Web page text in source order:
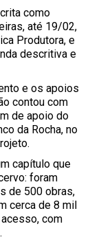
como
até 19/02,
Produtora, e
descritiva e
e os apoios
contou com
de apoio do
da Rocha, no
capítulo que
foram
de 500 obras,
cerca de 8 mil
com